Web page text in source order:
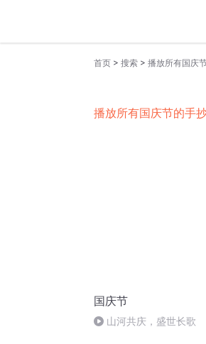
首页 > 搜索 > 播放所有国庆
播放所有国庆节的手
国庆节
山河共庆，盛世长歌